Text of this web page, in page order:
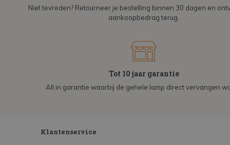
Niet tevreden? Retourneer je bestelling binnen 30 dagen en
aankoopbedrag terug.
Tot 10 jaar garantie
All in garantie waarbij de gehele lamp direct vervangen
Klantenservice